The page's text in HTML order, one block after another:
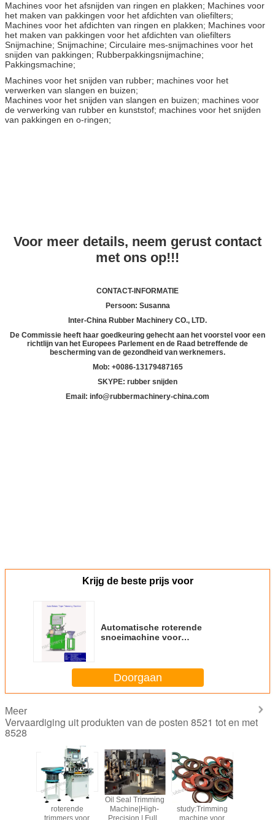
Machines voor het afsnijden van ringen en plakken; Machines voor
het maken van pakkingen voor het afdichten van oliefilters;
Machines voor het afdichten van ringen en plakken; Machines voor
het maken van pakkingen voor het afdichten van oliefilters
Snijmachine; Snijmachine; Circulaire mes-snijmachines voor het
snijden van pakkingen; Rubberpakkingsnijmachine;
Pakkingsmachine;
Machines voor het snijden van rubber; machines voor het
verwerken van slangen en buizen;
Machines voor het snijden van slangen en buizen; machines voor
de verwerking van rubber en kunststof; machines voor het snijden
van pakkingen en o-ringen;
Voor meer details, neem gerust contact
met ons op!!!
CONTACT-INFORMATIE
Persoon: Susanna
Inter-China Rubber Machinery CO., LTD.
De Commissie heeft haar goedkeuring gehecht aan het voorstel voor een
richtlijn van het Europees Parlement en de Raad betreffende de
bescherming van de gezondheid van werknemers.
Mob: +0086-13179487165
SKYPE: rubber snijden
Email: info@rubbermachinery-china.com
Krijg de beste prijs voor
Automatische roterende
snoeimachine voor
Doorgaan
Meer
Vervaardiging uit produkten van de posten 8521 tot en met
8528
Machines voor het
trimmen van
Automatische
roterende
Trimmer.
Deflasher,